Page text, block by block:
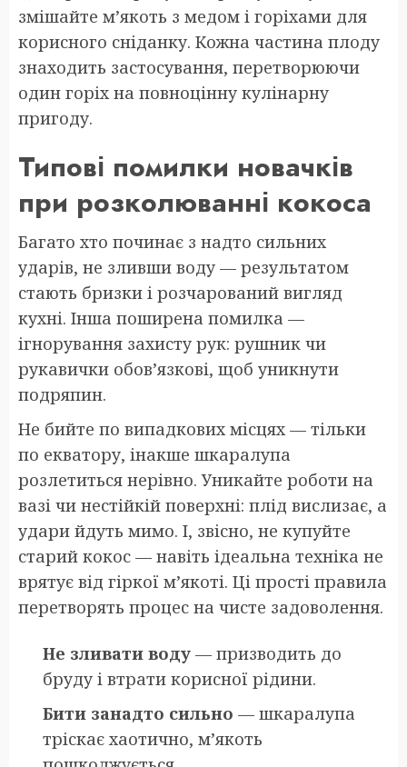
змішайте м’якоть з медом і горіхами для
корисного сніданку. Кожна частина плоду
знаходить застосування, перетворюючи
один горіх на повноцінну кулінарну
пригоду.
Типові помилки новачків
при розколюванні кокоса
Багато хто починає з надто сильних
ударів, не зливши воду — результатом
стають бризки і розчарований вигляд
кухні. Інша поширена помилка —
ігнорування захисту рук: рушник чи
рукавички обов’язкові, щоб уникнути
подряпин.
Не бийте по випадкових місцях — тільки
по екватору, інакше шкаралупа
розлетиться нерівно. Уникайте роботи на
вазі чи нестійкій поверхні: плід вислизає, а
удари йдуть мимо. І, звісно, не купуйте
старий кокос — навіть ідеальна техніка не
врятує від гіркої м’якоті. Ці прості правила
перетворять процес на чисте задоволення.
Не зливати воду — призводить до
бруду і втрати корисної рідини.
Бити занадто сильно — шкаралупа
тріскає хаотично, м’якоть